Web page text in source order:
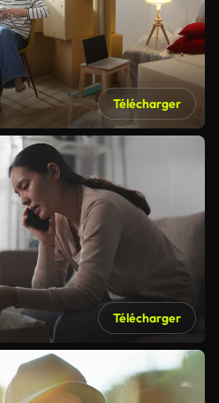
Télécharger
Télécharger